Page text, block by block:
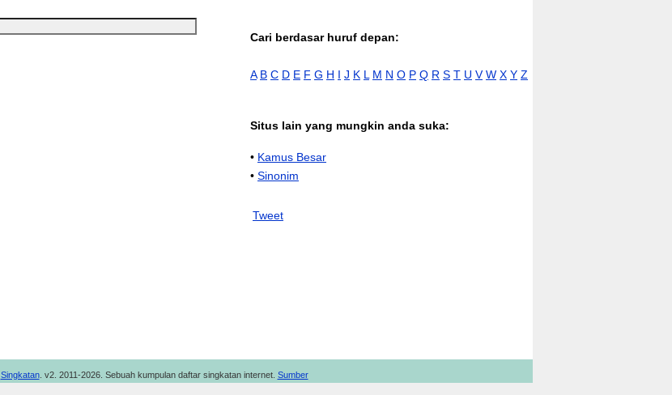
Cari berdasar huruf depan:
A B C D E F G H I J K L M N O P Q R S T U V W X Y Z
Situs lain yang mungkin anda suka:
• Kamus Besar
• Sinonim
Tweet
Singkatan. v2. 2011-2026. Sebuah kumpulan daftar singkatan internet. Sumber